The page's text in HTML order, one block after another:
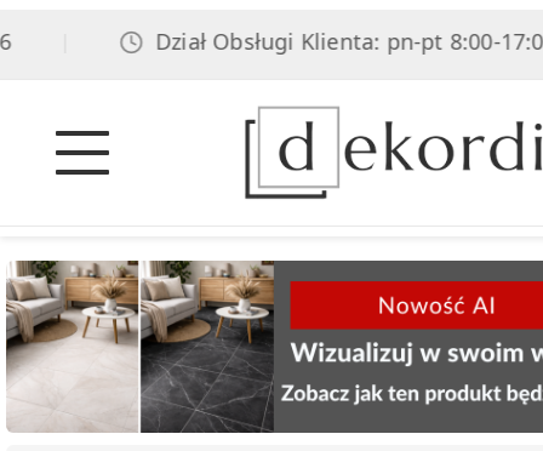
Dział Obsługi Klienta: pn-pt 8:00-17:00,